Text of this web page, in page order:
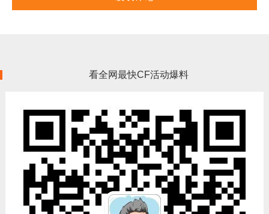
看全网最快CF活动爆料